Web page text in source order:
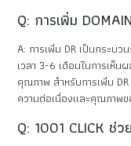
Q: การเพิ่ม
A: การเพิ่ม DR เป็นกระบว
เวลา 3-6 เดือนในการเห็
คุณภาพ สำหรับการเพิ่ม
ความต่อเนื่องและคุณภาพ
Q: 1001 CLICK ช่ว